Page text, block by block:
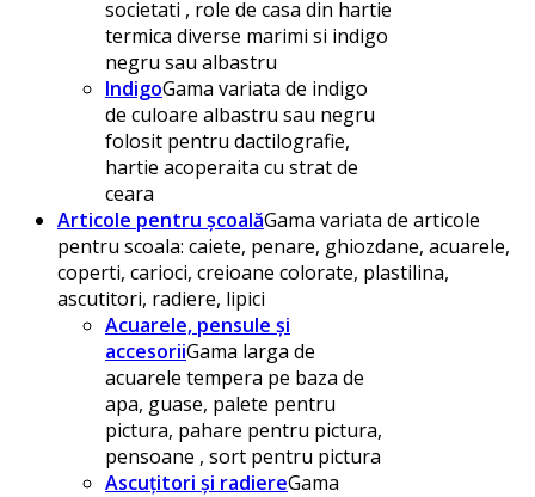
societati , role de casa din hartie
termica diverse marimi si indigo
negru sau albastru
IndigoGama variata de indigo
de culoare albastru sau negru
folosit pentru dactilografie,
hartie acoperaita cu strat de
ceara
Articole pentru școalăGama variata de articole
pentru scoala: caiete, penare, ghiozdane, acuarele,
coperti, carioci, creioane colorate, plastilina,
ascutitori, radiere, lipici
Acuarele, pensule și
accesoriiGama larga de
acuarele tempera pe baza de
apa, guase, palete pentru
pictura, pahare pentru pictura,
pensoane , sort pentru pictura
Ascuțitori și radiereGama